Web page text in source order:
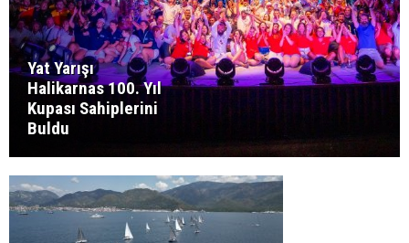
Yat Yarışı
Halikarnas 100. Yıl
Kupası Sahiplerini
Buldu